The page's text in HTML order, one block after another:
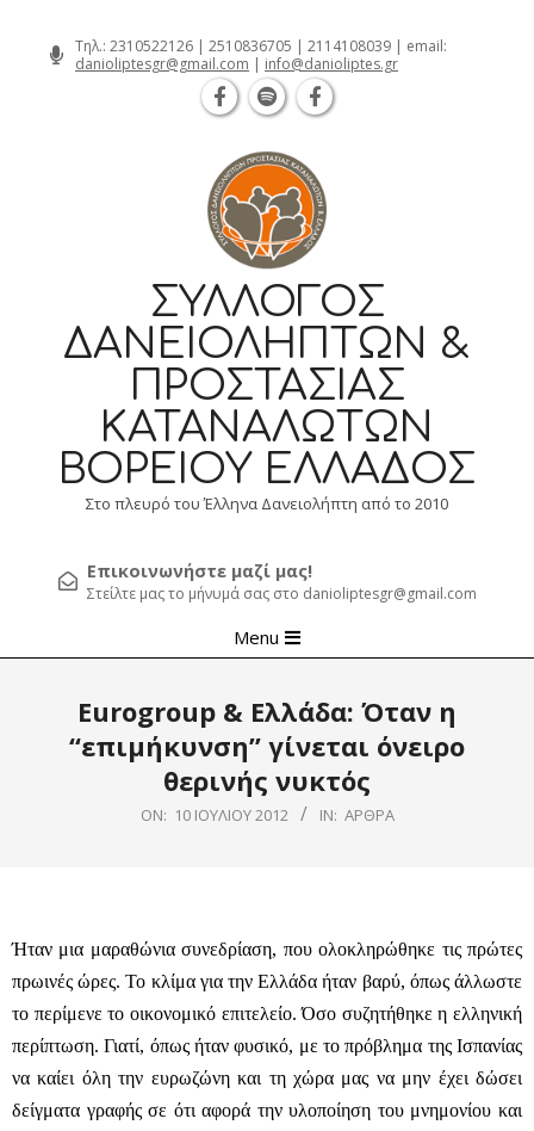
Τηλ.: 2310522126 | 2510836705 | 2114108039 | email:
danioliptesgr@gmail.com | info@danioliptes.gr
ΣΎΛΛΟΓΟΣ
ΔΑΝΕΙΟΛΗΠΤΏΝ &
ΠΡΟΣΤΑΣΊΑΣ
ΚΑΤΑΝΑΛΩΤΏΝ
ΒΟΡΕΊΟΥ ΕΛΛΆΔΟΣ
Στο πλευρό του Έλληνα Δανειολήπτη από το 2010
Επικοινωνήστε μαζί μας!
Στείλτε μας το μήνυμά σας στο danioliptesgr@gmail.com
Navigation
Menu
Εurogroup & Ελλάδα: Όταν η
“επιμήκυνση” γίνεται όνειρο
θερινής νυκτός
ON: 10 ΙΟΥΛΊΟΥ 2012 IN: ΆΡΘΡΑ
Ήταν μια μαραθώνια συνεδρίαση, που ολοκληρώθηκε τις πρώτες
πρωινές ώρες. Το κλίμα για την Ελλάδα ήταν βαρύ, όπως άλλωστε
το περίμενε το οικονομικό επιτελείο. Όσο συζητήθηκε η ελληνική
περίπτωση.Γιατί, όπως ήταν φυσικό, με το πρόβλημα της Ισπανίας
να καίει όλη την ευρωζώνη και τη χώρα μας να μην έχει δώσει
δείγματα γραφής σε ότι αφορά την υλοποίηση του μνημονίου και